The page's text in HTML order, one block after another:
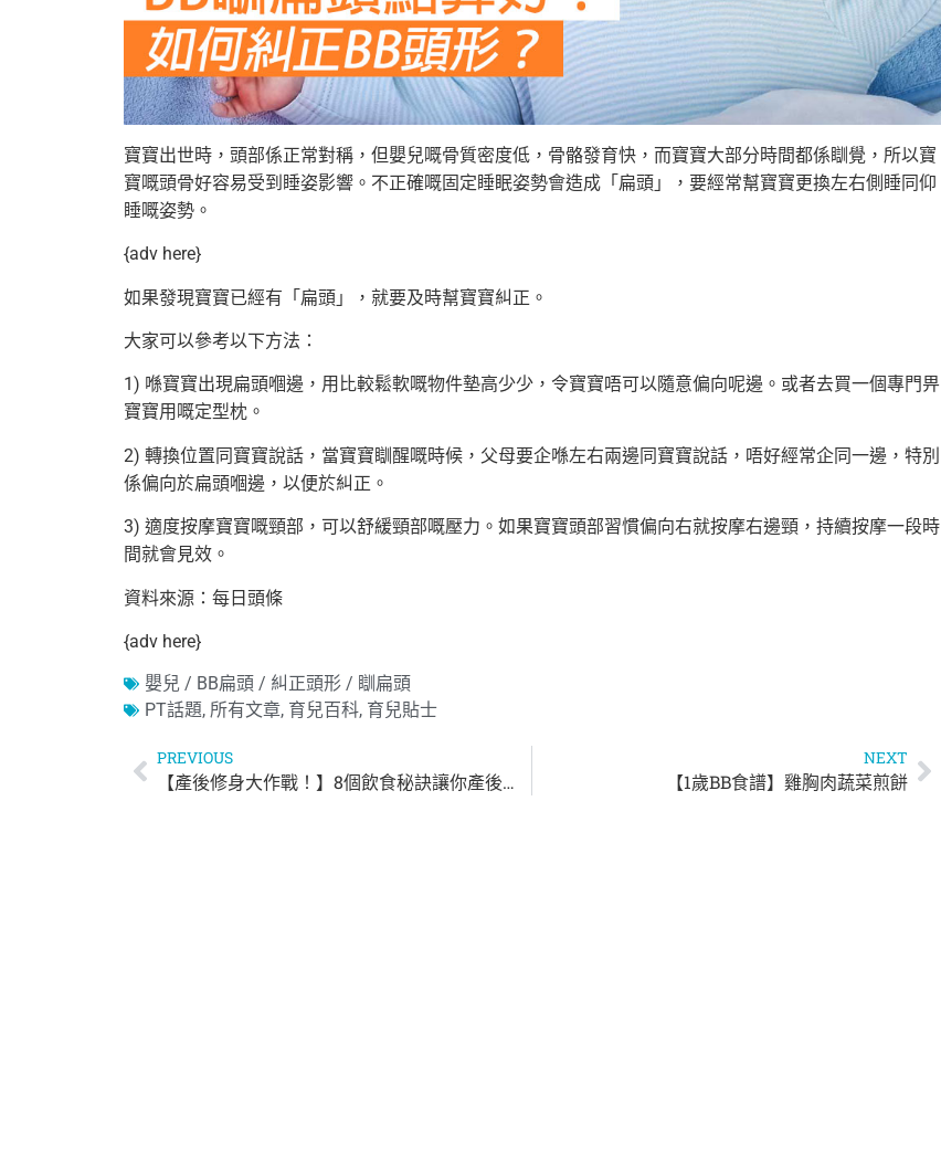
寶寶出世時，頭部係正常對稱，但嬰兒嘅骨質密度低，骨骼發育快，而寶寶大部分時間都係瞓覺，所以寶
寶嘅頭骨好容易受到睡姿影響。 不正確嘅固定睡眠姿勢會造成「扁頭」，要經常幫寶寶更換左右側睡同仰
睡嘅姿勢。
{adv here}
如果發現寶寶已經有「扁頭」，就要及時幫寶寶糾正。
大家可以參考以下方法：
1) 喺寶寶出現扁頭嗰邊，用比較鬆軟嘅物件墊高少少，令寶寶唔可以隨意偏向呢邊。或者去買一個專門畀
寶寶用嘅定型枕。
2) 轉換位置同寶寶說話，當寶寶瞓醒嘅時候，父母要企喺左右兩邊同寶寶說話，唔好經常企同一邊，特別
係偏向於扁頭嗰邊，以便於糾正。
3) 適度按摩寶寶嘅頸部，可以舒緩頸部嘅壓力。如果寶寶頭部習慣偏向右就按摩右邊頸，持續按摩一段時
間就會見效。
資料來源：每日頭條
{adv here}
嬰兒 / BB扁頭 / 糾正頭形 / 瞓扁頭
PT話題, 所有文章, 育兒百科, 育兒貼士
PREVIOUS
【產後修身大作戰！】8個飲食秘訣讓你產後快速修身
NEXT
【1歲BB食譜】雞胸肉蔬菜煎餅